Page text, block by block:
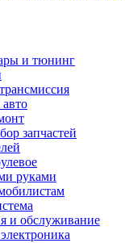
и тюнинг
запчастей
руками
и обслуживание